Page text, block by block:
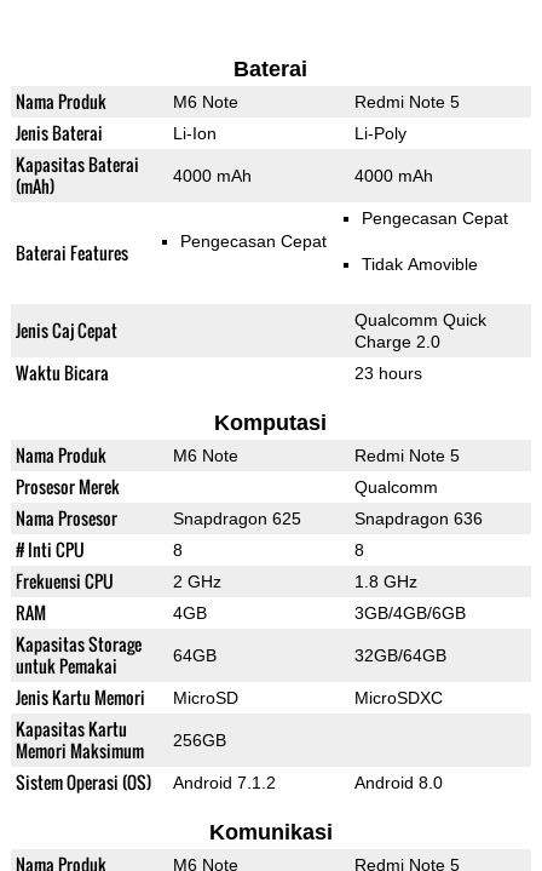
Baterai
Nama Produk M6 Note Redmi Note 5
Jenis Baterai Li-Ion Li-Poly
Kapasitas Baterai
(mAh)
4000 mAh 4000 mAh
Baterai Features Pengecasan Cepat
Pengecasan Cepat
Tidak Amovible
Jenis Caj Cepat
Qualcomm Quick
Charge 2.0
Waktu Bicara 23 hours
Komputasi
Nama Produk M6 Note Redmi Note 5
Prosesor Merek Qualcomm
Nama Prosesor Snapdragon 625 Snapdragon 636
# Inti CPU 8 8
Frekuensi CPU 2 GHz 1.8 GHz
RAM 4GB 3GB/4GB/6GB
Kapasitas Storage
untuk Pemakai
64GB 32GB/64GB
Jenis Kartu Memori MicroSD MicroSDXC
Kapasitas Kartu
Memori Maksimum
256GB
Sistem Operasi (OS) Android 7.1.2 Android 8.0
Komunikasi
Nama Produk M6 Note Redmi Note 5